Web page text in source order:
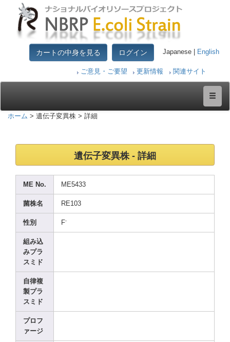
カートの中身を見る ログイン Japanese | English
ご意見・ご要望 更新情報 関連サイト
ホーム > 遺伝子変異株 > 詳細
遺伝子変異株 - 詳細
ME No. ME5433
菌株名 RE103
性別 F-
組み込
みプラ
スミド
自律複
製プラ
スミド
プロフ
ァージ